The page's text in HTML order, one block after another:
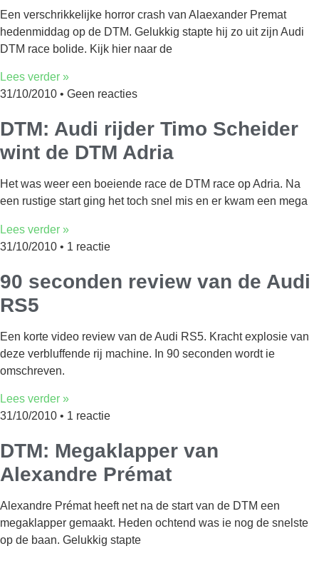
Een verschrikkelijke horror crash van Alaexander Premat
hedenmiddag op de DTM. Gelukkig stapte hij zo uit zijn Audi
DTM race bolide. Kijk hier naar de
Lees verder »
31/10/2010
Geen reacties
DTM: Audi rijder Timo Scheider
wint de DTM Adria
Het was weer een boeiende race de DTM race op Adria. Na
een rustige start ging het toch snel mis en er kwam een mega
Lees verder »
31/10/2010
1 reactie
90 seconden review van de Audi
RS5
Een korte video review van de Audi RS5. Kracht explosie van
deze verbluffende rij machine. In 90 seconden wordt ie
omschreven.
Lees verder »
31/10/2010
1 reactie
DTM: Megaklapper van
Alexandre Prémat
Alexandre Prémat heeft net na de start van de DTM een
megaklapper gemaakt. Heden ochtend was ie nog de snelste
op de baan. Gelukkig stapte